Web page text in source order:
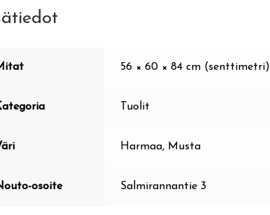
56 × 60 × 84 cm (senttimetri)
Tuolit
Harmaa, Musta
osoite Salmirannantie 3